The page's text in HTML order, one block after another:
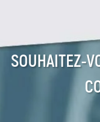
SOUHAITEZ-